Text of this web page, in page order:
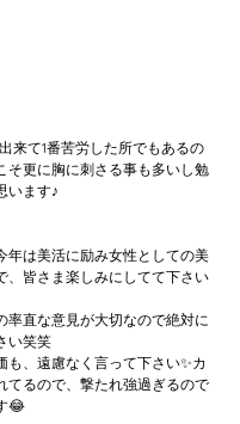
来て1番苦労した所でもあるの
そ更に胸に刺さる事も多いし勉
います♪
年は美活に励み女性としての美
、皆さま楽しみにしてて下さい
率直な意見が大切なので絶対に
い笑笑
も、遠慮なく言って下さい✨カ
てるので、撃たれ強過ぎるので
😂